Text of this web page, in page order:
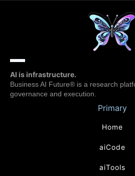
AI is infrastructure.
Business AI Future® is a research
governance and execution.
Primary
Home
aiCode
aiTools